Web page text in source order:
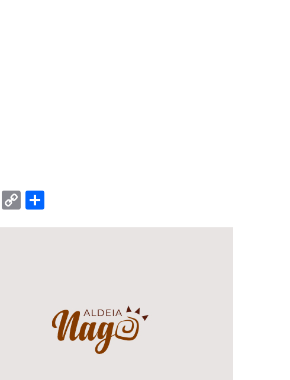
Email
Copy
Link